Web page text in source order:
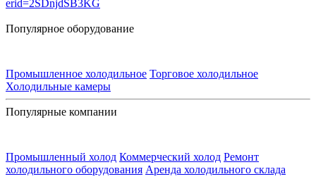
Популярное оборудование
Промышленное холодильное Торговое холодильное
Холодильные камеры
Популярные компании
Промышленный холод Коммерческий холод Ремонт
холодильного оборудования Аренда холодильного склада